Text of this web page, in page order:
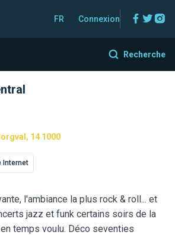
FR Connexion
Recherche
14 1000
Internet
l'ambiance la plus rock & roll... et
jazz et funk certains soirs de la
temps voulu. Déco seventies